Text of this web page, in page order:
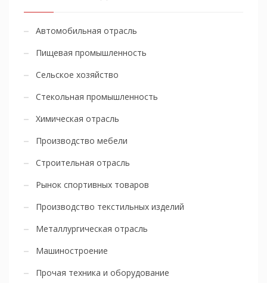
Автомобильная отрасль
Пищевая промышленность
Сельское хозяйство
Стекольная промышленность
Химическая отрасль
Производство мебели
Строительная отрасль
Рынок спортивных товаров
Производство текстильных изделий
Металлургическая отрасль
Машиностроение
Прочая техника и оборудование